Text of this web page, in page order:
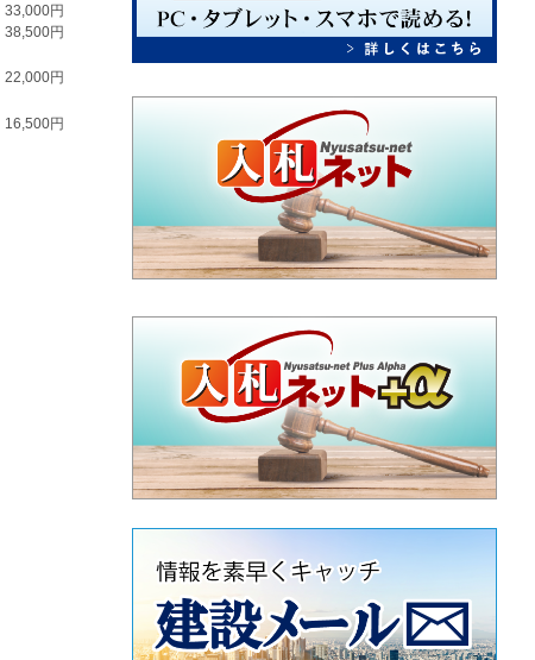
33,000円
38,500円
22,000円
16,500円